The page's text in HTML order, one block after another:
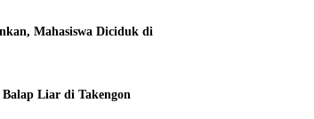
Mahasiswa Diciduk di
Balap Liar di Takengon